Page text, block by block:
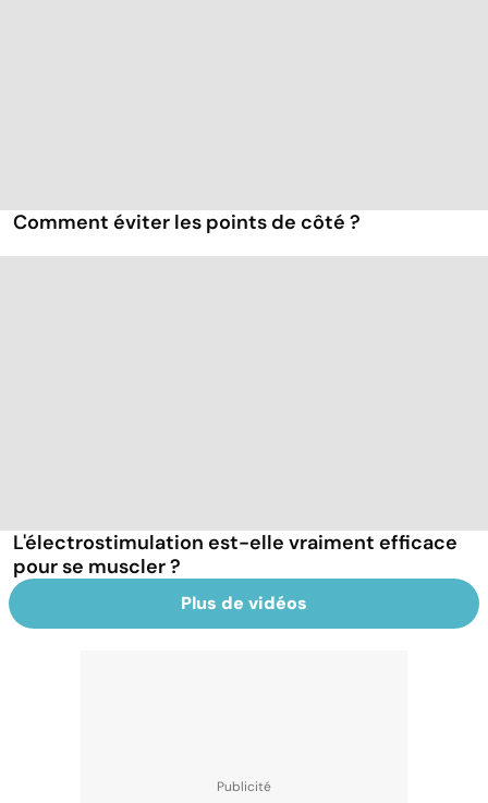
Comment éviter les points de côté ?
L'électrostimulation est-elle vraiment efficace
pour se muscler ?
Plus de vidéos